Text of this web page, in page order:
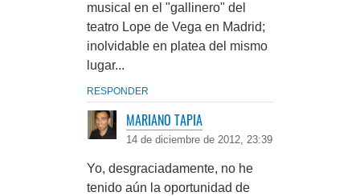
musical en el "gallinero" del
teatro Lope de Vega en Madrid;
inolvidable en platea del mismo
lugar...
RESPONDER
MARIANO TAPIA
14 de diciembre de 2012, 23:39
Yo, desgraciadamente, no he
tenido aún la oportunidad de